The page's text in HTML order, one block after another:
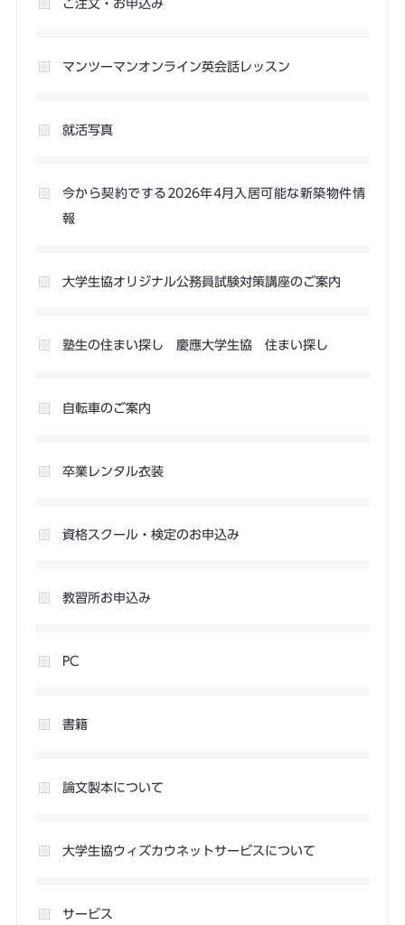
ご注文・お申込み
マンツーマンオンライン英会話レッスン
就活写真
今から契約でする2026年4月入居可能な新築物件情
報
大学生協オリジナル公務員試験対策講座のご案内
塾生の住まい探し 慶應大学生協 住まい探し
自転車のご案内
卒業レンタル衣装
資格スクール・検定のお申込み
教習所お申込み
PC
書籍
論文製本について
大学生協ウィズカウネットサービスについて
サービス